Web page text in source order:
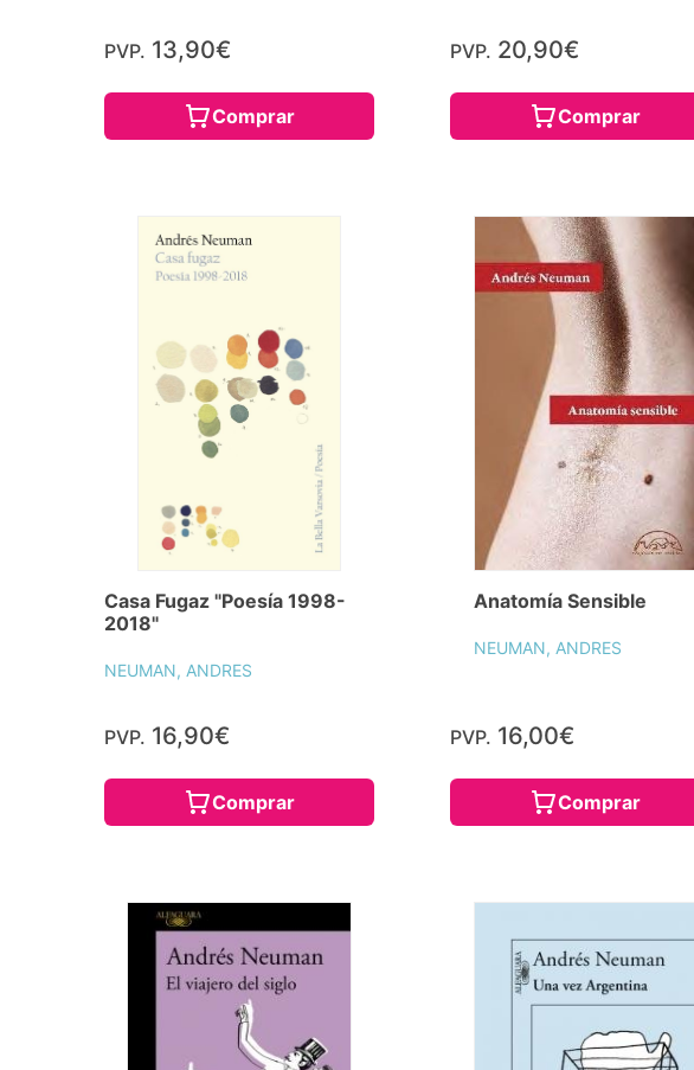
PVP. 13,90€
Comprar
PVP. 20,90€
Comprar
Casa Fugaz "Poesía 1998-
2018"
NEUMAN, ANDRES
PVP. 16,90€
Comprar
Anatomía Sensible
NEUMAN, ANDRES
PVP. 16,00€
Comprar